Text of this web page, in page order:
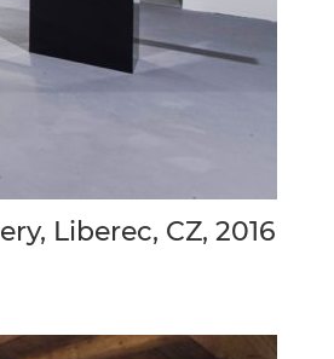
Liberec, CZ, 2016